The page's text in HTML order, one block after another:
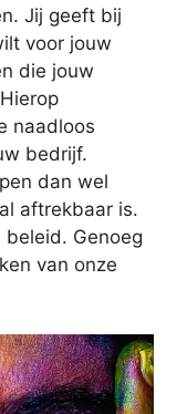
Jij geeft bij
voor jouw
die jouw
naadloos
bedrijf.
dan wel
aftrekbaar is.
Genoeg
van onze